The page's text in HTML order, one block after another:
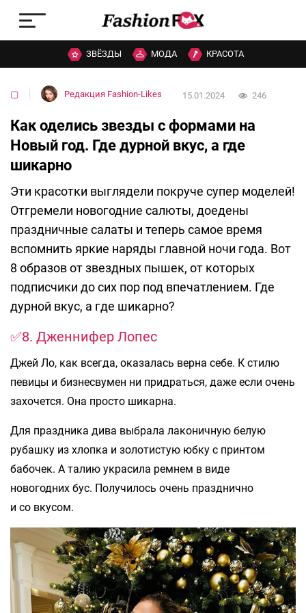
ЗВЁЗДЫ МОДА КРАСОТА
▢ Редакция Fashion-Likes 15.01.2024 246
Как оделись звезды с формами на
Новый год. Где дурной вкус, а где
шикарно
Эти красотки выглядели покруче супер моделей!
Отгремели новогодние салюты, доедены
праздничные салаты и теперь самое время
вспомнить яркие наряды главной ночи года. Вот
8 образов от звездных пышек, от которых
подписчики до сих пор под впечатлением. Где
дурной вкус, а где шикарно?
✅8. Дженнифер Лопес
Джей Ло, как всегда, оказалась верна себе. К стилю
певицы и бизнесвумен ни придраться, даже если очень
захочется. Она просто шикарна.
Для праздника дива выбрала лаконичную белую
рубашку из хлопка и золотистую юбку с принтом
бабочек. А талию украсила ремнем в виде
новогодних бус. Получилось очень празднично
и со вкусом.